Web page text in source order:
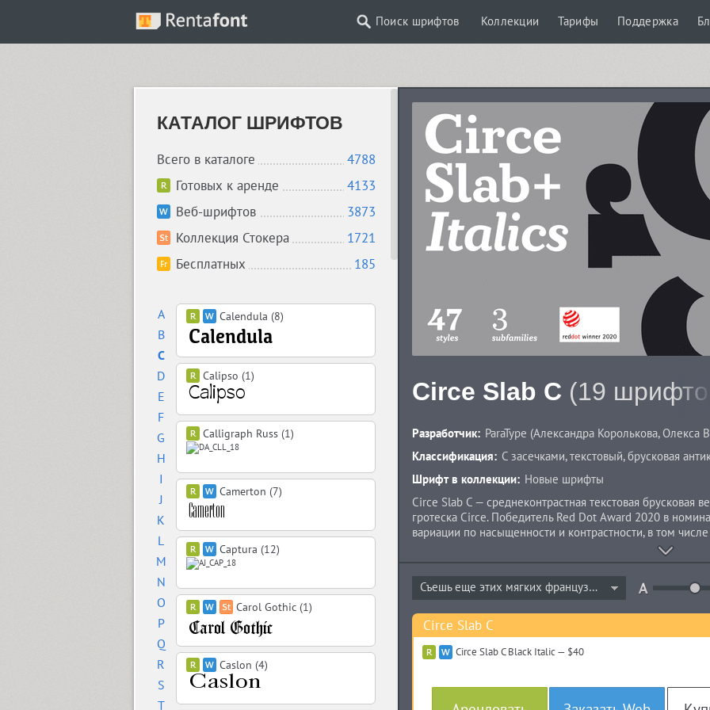
Поиск шрифтов Коллекции Тарифы Поддержка
КАТАЛОГ ШРИФТОВ
Всего в каталоге
4788
Готовых к аренде
4133
Веб-шрифтов
3873
Коллекция Стокера
1721
Бесплатных
185
A
B
C
D
E
F
G
H
I
J
K
L
M
N
O
P
Q
R
S
T
Calendula (8)
Calipso (1)
Calligraph Russ (1)
Camerton (7)
Captura (12)
Carol Gothic (1)
Caslon (4)
Circe Slab C (19
Разработчик: ParaType (Александра Королькова, Олекса
Классификация: С засечками,текстовый,брусковая
Шрифт в коллекции: Новые шрифты
Circe Slab C — среднеконтрастная текстовая брусковая
гротеска Circe. Победитель Red Dot Award 2020 в
вариации по насыщенности и контрастности, в том
полностью неконтрастного геометрического (Circe Slab
(Circe Slab C). Кроме того, все текстовые начертания
шрифта включает капитель, минускульные цифры и
капительных знаков. Регулярные начертания Circe Slab
самые светлые и жирные для использования в
«Кириллица» на международном конкурсе Granshan
Корольковой при участии Олексы Волочая и выпущен
Курсивные начертания были добавлены в 2021 году.
Съешь еще этих мягких французских...
Circe Slab C
Circe Slab C Black Italic — $40